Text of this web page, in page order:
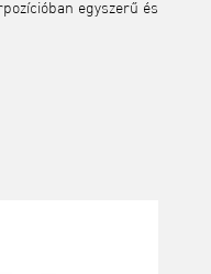
egyszerű és